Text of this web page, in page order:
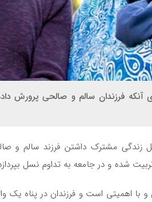
آنکه فرزندان سالم و صالحی پرورش
مشترک داشتن فرزند سالم و
شده و در جامعه به تداوم نسل
با اهمیتی است و فرزندان در پناه